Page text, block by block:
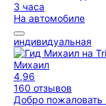
3 часа
На автомобиле
индивидуальная
Михаил
4,96
160 отзывов
Добро пожаловать